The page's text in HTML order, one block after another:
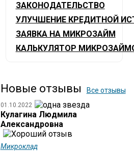
ЗАКОНОДАТЕЛЬСТВО
УЛУЧШЕНИЕ КРЕДИТНОЙ
ЗАЯВКА НА МИКРОЗАЙМ
КАЛЬКУЛЯТОР
Новые отзывы Все отзывы
01.10.2022
Кулагина Людмила
Александровна
Микроклад